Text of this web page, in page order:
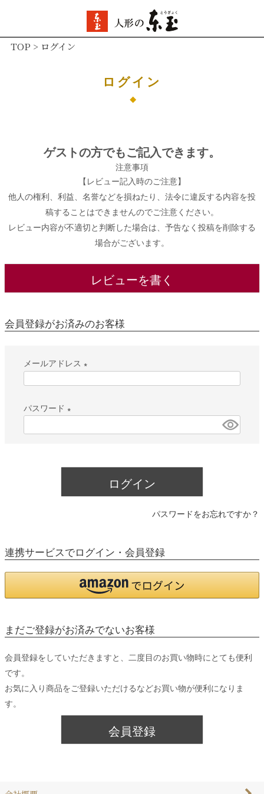
TOP ログイン
ログイン
ゲストの方でもご記入できます。
注意事項
【レビュー記入時のご注意】
他人の権利、利益、名誉などを損ねたり、法令に違反する内容を投
稿することはできませんのでご注意ください。
レビュー内容が不適切と判断した場合は、予告なく投稿を削除する
場合がございます。
レビューを書く
会員登録がお済みのお客様
メールアドレス
(
須
パスワード
ログイン
パスワードをお忘れですか？
連携サービスでログイン・会員登録
まだご登録がお済みでないお客様
会員登録をしていただきますと、二度目のお買い物時にとても便利
です。
お気に入り商品をご登録いただけるなどお買い物が便利になりま
す。
会員登録